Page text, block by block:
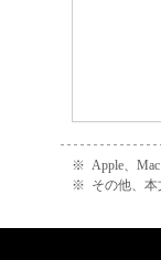
※ Apple、
※ その他、